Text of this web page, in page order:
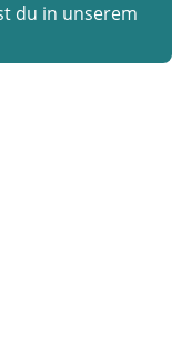
du in unserem